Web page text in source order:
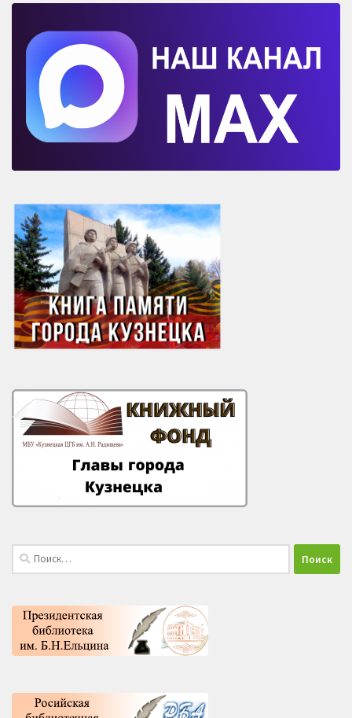
Найти: